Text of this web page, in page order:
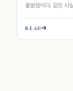
출발점이다. 같은 사
READ